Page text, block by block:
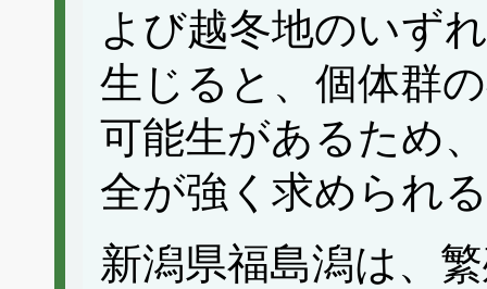
よび越冬地のいず
生じると、個体群
可能生があるため
全が強く求められ
新潟県福島潟は、